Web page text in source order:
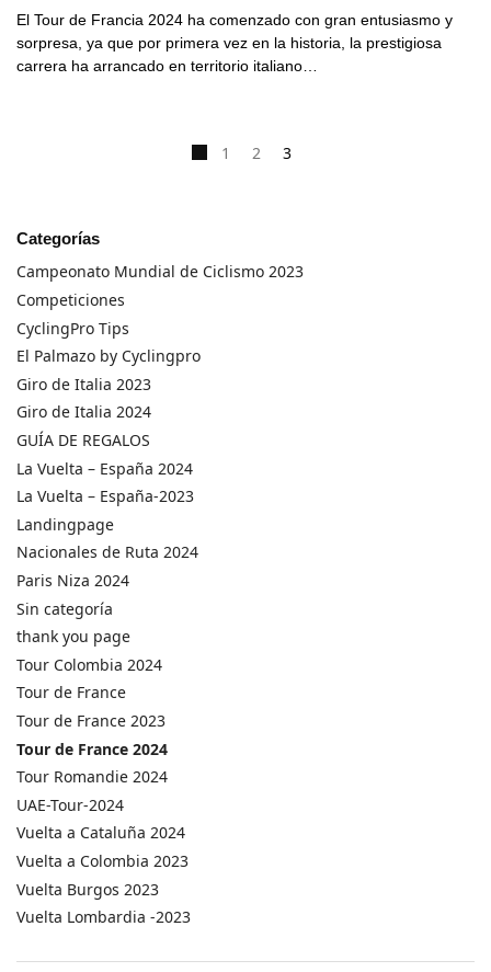
El Tour de Francia 2024 ha comenzado con gran entusiasmo y
sorpresa, ya que por primera vez en la historia, la prestigiosa
carrera ha arrancado en territorio italiano…
1 2 3
Categorías
Campeonato Mundial de Ciclismo 2023
Competiciones
CyclingPro Tips
El Palmazo by Cyclingpro
Giro de Italia 2023
Giro de Italia 2024
GUÍA DE REGALOS
La Vuelta – España 2024
La Vuelta – España-2023
Landingpage
Nacionales de Ruta 2024
Paris Niza 2024
Sin categoría
thank you page
Tour Colombia 2024
Tour de France
Tour de France 2023
Tour de France 2024
Tour Romandie 2024
UAE-Tour-2024
Vuelta a Cataluña 2024
Vuelta a Colombia 2023
Vuelta Burgos 2023
Vuelta Lombardia -2023